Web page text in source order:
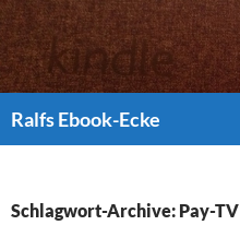
Ralfs Ebook-Ecke
Schlagwort-Archive: Pay-TV